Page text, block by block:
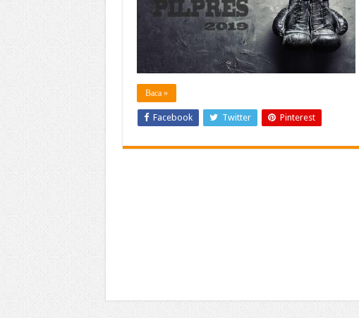
Baca »
Facebook Twitter Pinterest